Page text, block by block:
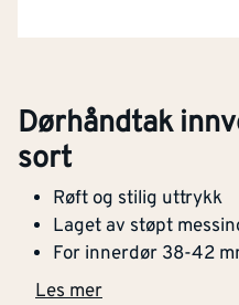
Dørhåndtak
sort
Røft og stilig uttrykk
Laget av støpt
For innerdør 38-42
Les mer
Dørhåndtak
Klikk og hent